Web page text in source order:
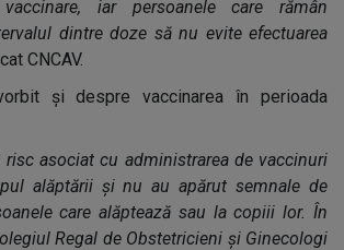
iar persoanele care rămân
dintre doze să nu evite efectuarea
CNCAV.
și despre vaccinarea în perioada
risc asociat cu administrarea de vaccinuri
alăptării și nu au apărut semnale de
care alăptează sau la copiii lor. În
Regal de Obstetricieni și Ginecologi